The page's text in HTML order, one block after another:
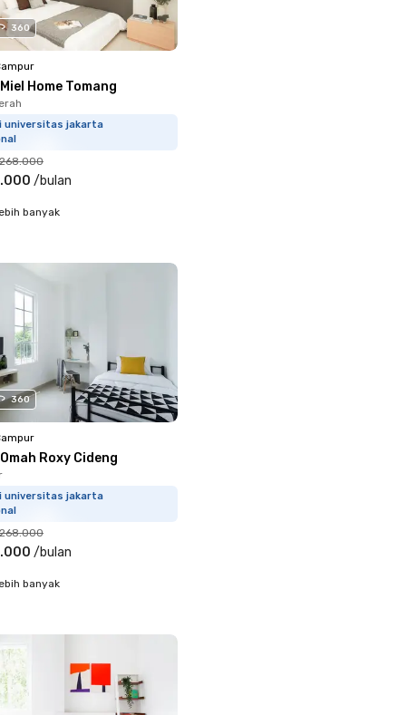
360
Home Tomang
universitas jakarta
/bulan
banyak
360
Roxy Cideng
universitas jakarta
/bulan
banyak